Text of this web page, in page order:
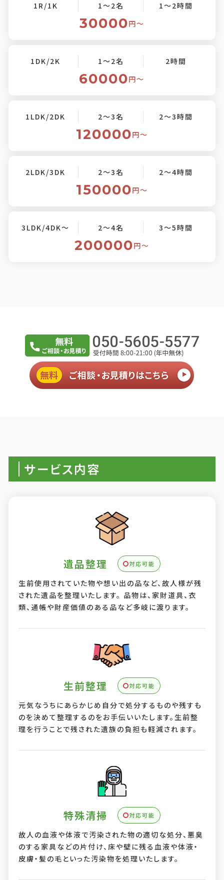
1R/1K 1～2名 1～2時間
30000円〜
1DK/2K 1～2名 2時間
60000円〜
1LDK/2DK 2～3名 2～3時間
120000円〜
2LDK/3DK 2～3名 2～4時間
150000円〜
3LDK/4DK～ 2～4名 3～5時間
200000円〜
サービス内容
遺品整理 対応可能
生前使用されていた物や想い出の品など、故人様が残
された遺品を整理いたします。 品物は、家財道具、衣
類、通帳や財産価値のある品など多岐に渡ります。
生前整理 対応可能
元気なうちにあらかじめ自分で処分するものや残すも
のを決めて整理するのをお手伝いいたします。生前整
理を行うことで残された遺族の負担も軽減されます。
特殊清掃 対応可能
故人の血液や体液で汚染された物の適切な処分、悪臭
のする家具などの片付け、床や壁に残る血液や体液・
皮膚・髪の毛といった汚染物を処理いたします。